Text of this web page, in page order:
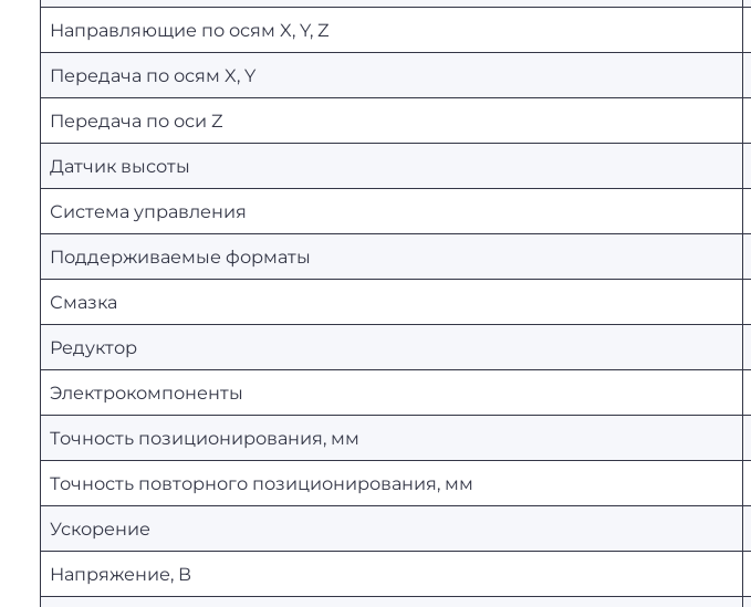
Направляющие по осям X, Y, Z
Передача по осям X, Y
Передача по оси Z
Датчик высоты
Система управления
Поддерживаемые форматы
Смазка
Редуктор
Электрокомпоненты
Точность позиционирования, мм
Точность повторного позиционирования, мм
Ускорение
Напряжение, В